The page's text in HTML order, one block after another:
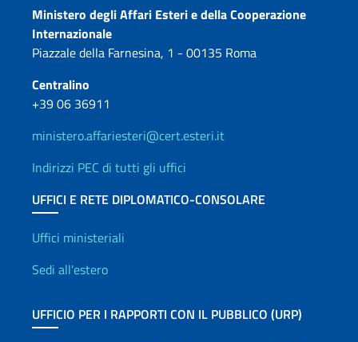
Contatti
Ministero degli Affari Esteri e della Cooperazione
Internazionale
Piazzale della Farnesina, 1 - 00135 Roma
Centralino
+39 06 36911
ministero.affariesteri@cert.esteri.it
Indirizzi PEC di tutti gli uffici
UFFICI E RETE DIPLOMATICO-CONSOLARE
Uffici e Rete diplomatica
Uffici ministeriali
Sedi all'estero
UFFICIO PER I RAPPORTI CON IL PUBBLICO (URP)